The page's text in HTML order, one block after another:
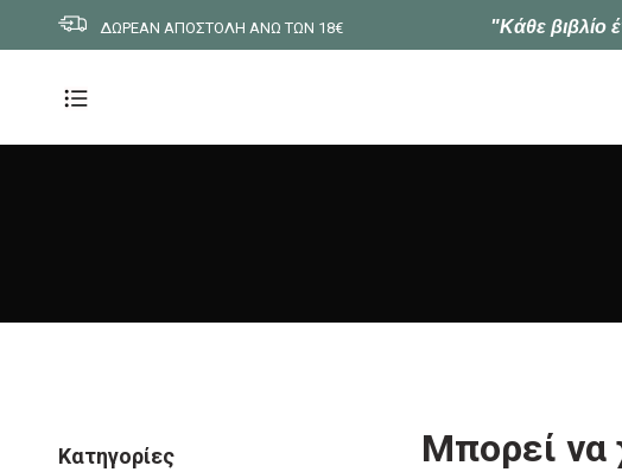
ΔΩΡΕΑΝ ΑΠΟΣΤΟΛΗ ΑΝΩ ΤΩΝ 18€ "Κάθε βιβλίο
Μπορεί να
Kατηγορίες